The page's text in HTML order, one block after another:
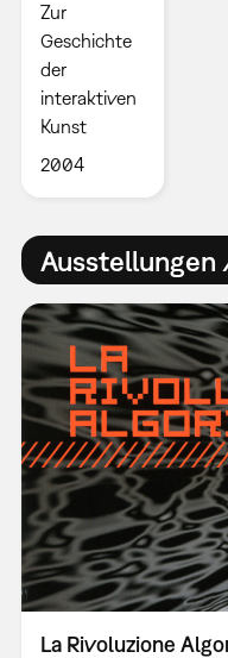
Zur
Geschichte
der
interaktiven
Kunst
2004
Ausstellungen
La Rivoluzione